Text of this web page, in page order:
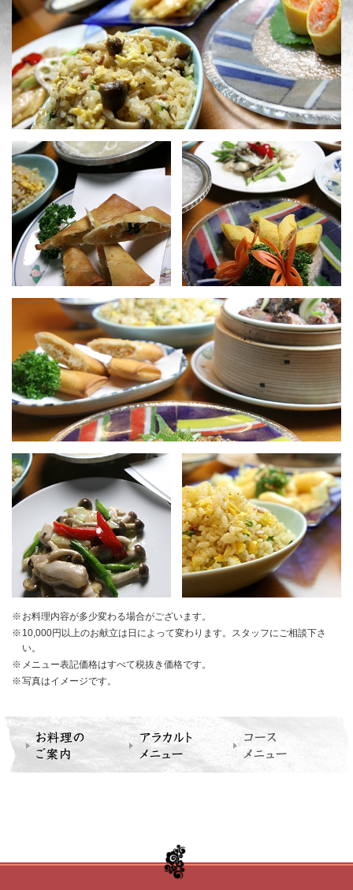
お料理内容が多少変わる場合がございます。
10,000円以上のお献立は日によって変わります。スタッフにご相談下さ
い。
メニュー表記価格はすべて税抜き価格です。
写真はイメージです。